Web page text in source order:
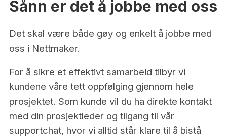
Sånn er det å jobbe med oss
Det skal være både gøy og enkelt å jobbe med
oss i Nettmaker.
For å sikre et effektivt samarbeid tilbyr vi
kundene våre tett oppfølging gjennom hele
prosjektet. Som kunde vil du ha direkte kontakt
med din prosjektleder og tilgang til vår
supportchat, hvor vi alltid står klare til å bistå